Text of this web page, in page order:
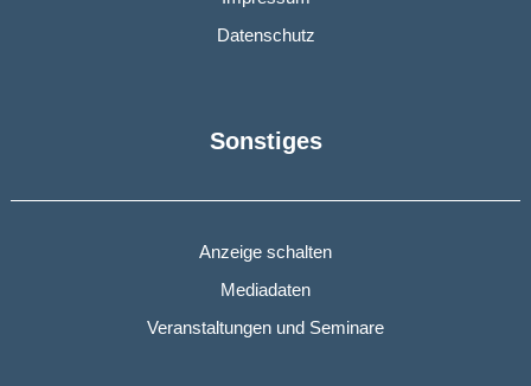
Datenschutz
Sonstiges
Anzeige schalten
Mediadaten
Veranstaltungen und Seminare